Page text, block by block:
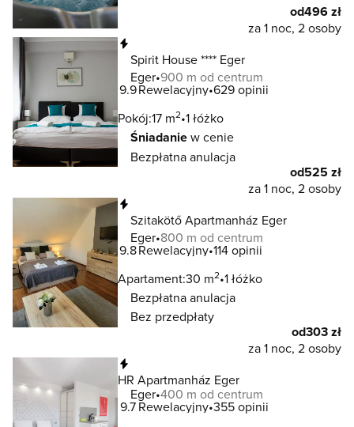
od496 zł
za 1 noc, 2 osoby
Spirit House **** Eger
Eger 900 m od centrum
9.9Rewelacyjny 629 opinii
Pokój:17 m2 1 łóżko
Śniadaniew cenie
Bezpłatna anulacja
od525 zł
za 1 noc, 2 osoby
Szitakötő Apartmanház Eger
Eger 800 m od centrum
9.8Rewelacyjny 114 opinii
Apartament:30 m2 1 łóżko
Bezpłatna anulacja
Bez przedpłaty
od303 zł
za 1 noc, 2 osoby
HR Apartmanház Eger
Eger 400 m od centrum
9.7Rewelacyjny 355 opinii